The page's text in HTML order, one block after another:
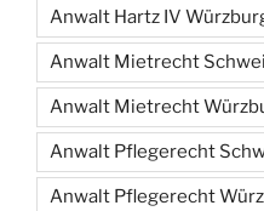
Anwalt Hartz IV
Anwalt Mietrecht
Anwalt Mietrecht
Anwalt Pflegerecht
Anwalt Pflegerecht